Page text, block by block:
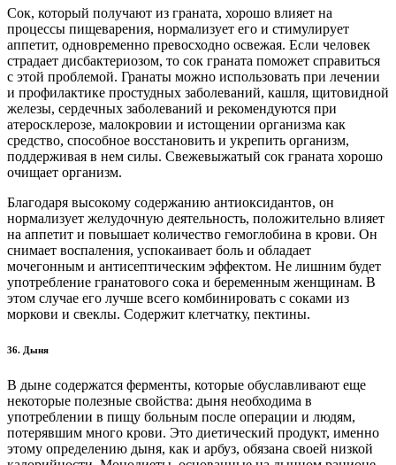
Сок, который получают из граната, хорошо влияет на
процессы пищеварения, нормализует его и стимулирует
аппетит, одновременно превосходно освежая. Если человек
страдает дисбактериозом, то сок граната поможет справиться
с этой проблемой. Гранаты можно использовать при лечении
и профилактике простудных заболеваний, кашля, щитовидной
железы, сердечных заболеваний и рекомендуются при
атеросклерозе, малокровии и истощении организма как
средство, способное восстановить и укрепить организм,
поддерживая в нем силы. Свежевыжатый сок граната хорошо
очищает организм.
Благодаря высокому содержанию антиоксидантов, он
нормализует желудочную деятельность, положительно влияет
на аппетит и повышает количество гемоглобина в крови. Он
снимает воспаления, успокаивает боль и обладает
мочегонным и антисептическим эффектом. Не лишним будет
употребление гранатового сока и беременным женщинам. В
этом случае его лучше всего комбинировать с соками из
моркови и свеклы. Содержит клетчатку, пектины.
36. Дыня
В дыне содержатся ферменты, которые обуславливают еще
некоторые полезные свойства: дыня необходима в
употреблении в пищу больным после операции и людям,
потерявшим много крови. Это диетический продукт, именно
этому определению дыня, как и арбуз, обязана своей низкой